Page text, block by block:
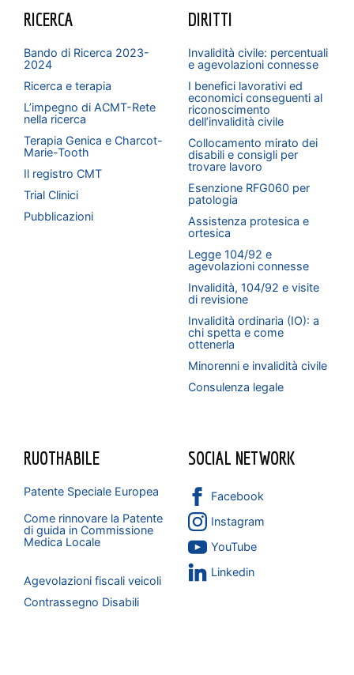
RICERCA
Bando di Ricerca 2023-
2024
Ricerca e terapia
L’impegno di ACMT-Rete
nella ricerca
Terapia Genica e Charcot-
Marie-Tooth
Il registro CMT
Trial Clinici
Pubblicazioni
DIRITTI
Invalidità civile: percentuali
e agevolazioni connesse
I benefici lavorativi ed
economici conseguenti al
riconoscimento
dell’invalidità civile
Collocamento mirato dei
disabili e consigli per
trovare lavoro
Esenzione RFG060 per
patologia
Assistenza protesica e
ortesica
Legge 104/92 e
agevolazioni connesse
Invalidità, 104/92 e visite
di revisione
Invalidità ordinaria (IO): a
chi spetta e come
ottenerla
Minorenni e invalidità civile
Consulenza legale
RUOTHABILE
Patente Speciale Europea
Come rinnovare la Patente
di guida in Commissione
Medica Locale
Agevolazioni fiscali veicoli
Contrassegno Disabili
SOCIAL NETWORK
Facebook
Instagram
YouTube
Linkedin